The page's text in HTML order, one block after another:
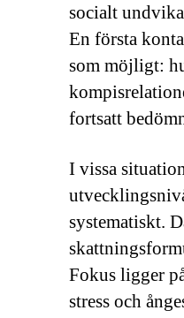
socialt
En första
som möjligt:
fortsatt
I vissa
systematiskt.
Fokus ligger
stress och